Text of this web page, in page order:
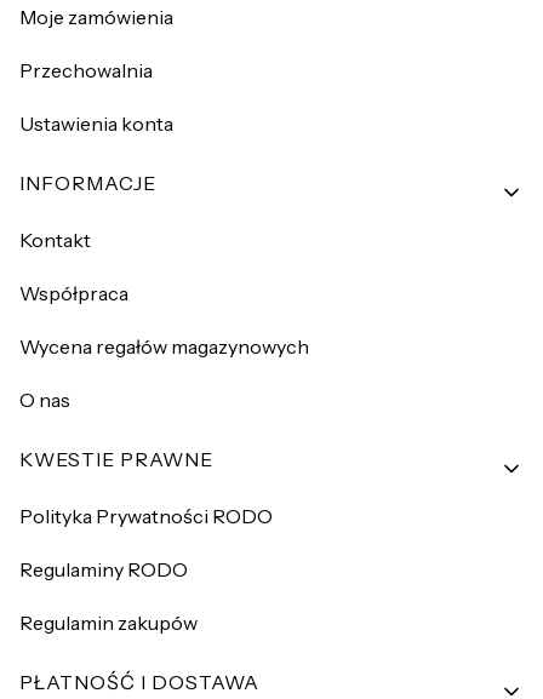
Moje zamówienia
Przechowalnia
Ustawienia konta
INFORMACJE
Kontakt
Współpraca
Wycena regałów magazynowych
O nas
KWESTIE PRAWNE
Polityka Prywatności RODO
Regulaminy RODO
Regulamin zakupów
PŁATNOŚĆ I DOSTAWA